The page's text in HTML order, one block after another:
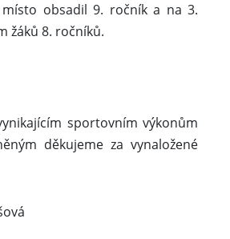
obsadil 9. ročník a na 3.
žáků 8. ročníků.
sportovním výkonům
děkujeme za vynaložené